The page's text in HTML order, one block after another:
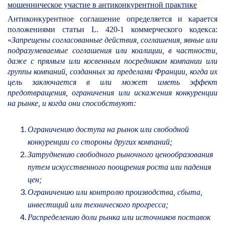
мошенническое участие в антиконкурентной практике
Антиконкурентное соглашение определяется и карается
положениями статьи L. 420-1 коммерческого кодекса:
«Запрещены согласованные действия, соглашения, явные или
подразумеваемые соглашения или коалиции, в частности,
даже с прямым или косвенным посредником компании или
группы компаний, созданных за пределами Франции, когда их
цель заключается в или может иметь эффект
предотвращения, ограничения или искажения конкуренции
на рынке, и когда они способствуют:
Ограничению доступа на рынок или свободной
конкуренции со стороны других компаний;
Затруднению свободного рыночного ценообразования
путем искусственного поощрения роста или падения
цен;
Ограничению или контролю производства, сбыта,
инвестиций или технического прогресса;
Распределению доли рынка или источников поставок